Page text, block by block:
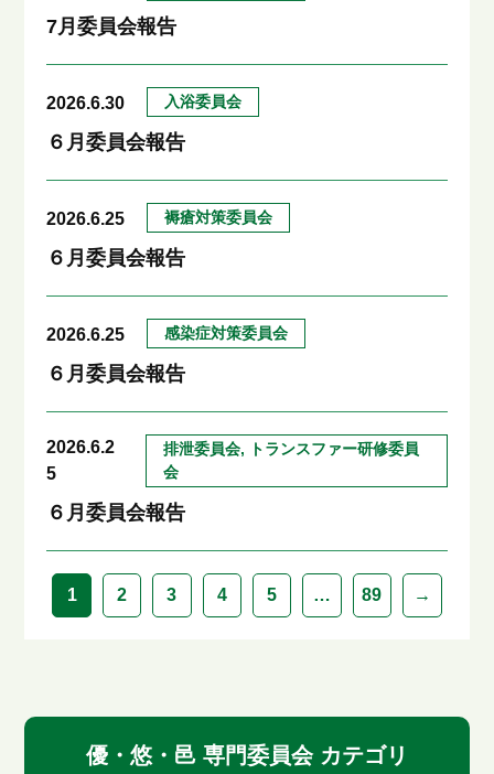
7月委員会報告
2026.6.30 入浴委員会
６月委員会報告
2026.6.25 褥瘡対策委員会
６月委員会報告
2026.6.25 感染症対策委員会
６月委員会報告
2026.6.2
5
排泄委員会, トランスファー研修委員
会
６月委員会報告
1 2 3 4 5 … 89 →
優・悠・邑 専門委員会 カテゴリ